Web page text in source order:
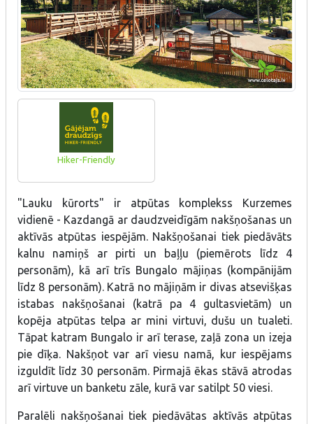
Hiker-Friendly
"Lauku kūrorts" ir atpūtas komplekss Kurzemes
vidienē - Kazdangā ar daudzveidīgām nakšņošanas un
aktīvās atpūtas iespējām. Nakšņošanai tiek piedāvāts
kalnu namiņš ar pirti un baļļu (piemērots līdz 4
personām), kā arī trīs Bungalo mājiņas (kompānijām
līdz 8 personām). Katrā no mājiņām ir divas atsevišķas
istabas nakšņošanai (katrā pa 4 gultasvietām) un
kopēja atpūtas telpa ar mini virtuvi, dušu un tualeti.
Tāpat katram Bungalo ir arī terase, zaļā zona un izeja
pie dīķa. Nakšņot var arī viesu namā, kur iespējams
izguldīt līdz 30 personām. Pirmajā ēkas stāvā atrodas
arī virtuve un banketu zāle, kurā var satilpt 50 viesi.
Paralēli nakšņošanai tiek piedāvātas aktīvās atpūtas